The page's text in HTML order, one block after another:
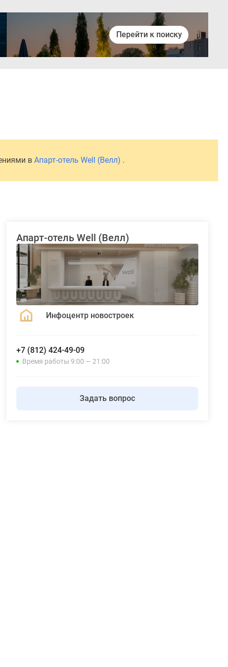
Перейти к поиску
в Апарт-отель Well (Велл) .
Апарт-отель Well (Велл)
Инфоцентр новостроек
+7 (812) 424-49-09
Время работы 9:00 — 21:00
Задать вопрос